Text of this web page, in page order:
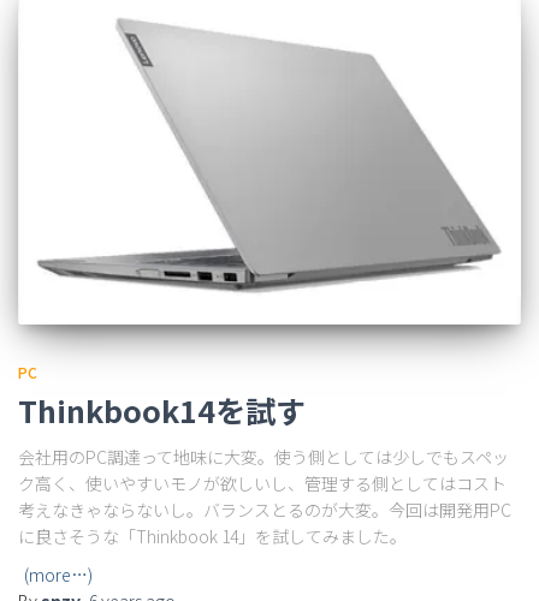
PC
Thinkbook14を試す
会社用のPC調達って地味に大変。使う側としては少しでもスペッ
ク高く、使いやすいモノが欲しいし、管理する側としてはコスト
考えなきゃならないし。バランスとるのが大変。今回は開発用PC
に良さそうな「Thinkbook 14」を試してみました。
(more…)